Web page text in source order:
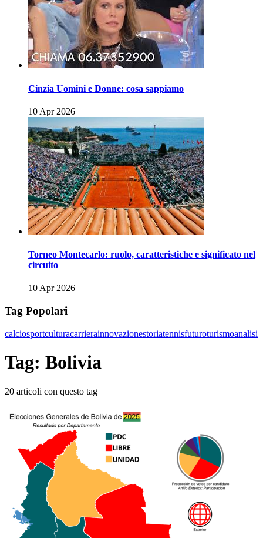
Cinzia Uomini e Donne: cosa sappiamo
10 Apr 2026
Torneo Montecarlo: ruolo, caratteristiche e significato nel
circuito
10 Apr 2026
Tag Popolari
calciosportculturacarrierainnovazionestoriatennisfuturoturismoanalisi
Tag: Bolivia
20 articoli con questo tag